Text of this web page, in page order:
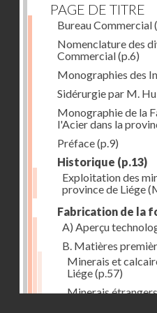
PAGE DE TITRE
Bureau Commercial
Nomenclature des
Commercial(p.6)
Monographies des
Sidérurgie par M.
Monographie de la
l'Acier dans la
Préface(p.9)
Historique (p.13)
Exploitation des
province de Liége
Fabrication de la
A) Aperçu
B. Matières
Minerais et
Liége(p.57)
Minerais